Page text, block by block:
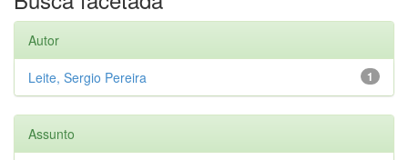
Autor
1
Leite, Sergio Pereira
Assunto